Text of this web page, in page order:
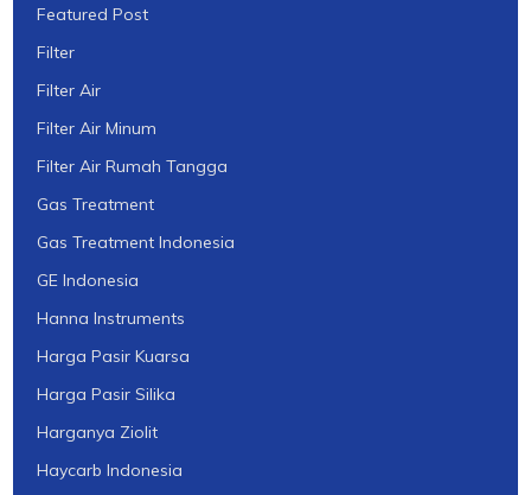
Featured Post
Filter
Filter Air
Filter Air Minum
Filter Air Rumah Tangga
Gas Treatment
Gas Treatment Indonesia
GE Indonesia
Hanna Instruments
Harga Pasir Kuarsa
Harga Pasir Silika
Harganya Ziolit
Haycarb Indonesia